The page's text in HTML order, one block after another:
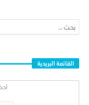
القائمة البريدية